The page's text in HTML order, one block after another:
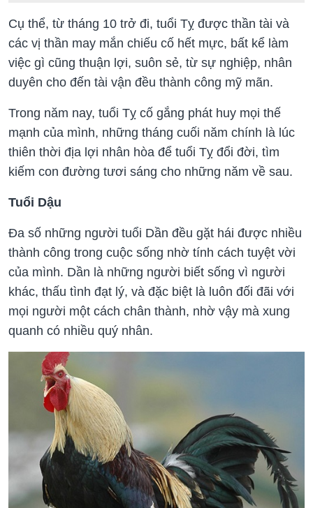
Cụ thể, từ tháng 10 trở đi, tuổi Tỵ được thần tài và
các vị thần may mắn chiếu cố hết mực, bất kể làm
việc gì cũng thuận lợi, suôn sẻ, từ sự nghiệp, nhân
duyên cho đến tài vận đều thành công mỹ mãn.
Trong năm nay, tuổi Tỵ cố gắng phát huy mọi thế
mạnh của mình, những tháng cuối năm chính là lúc
thiên thời địa lợi nhân hòa để tuổi Tỵ đổi đời, tìm
kiếm con đường tươi sáng cho những năm về sau.
Tuổi Dậu
Đa số những người tuổi Dần đều gặt hái được nhiều
thành công trong cuộc sống nhờ tính cách tuyệt vời
của mình. Dần là những người biết sống vì người
khác, thấu tình đạt lý, và đặc biệt là luôn đối đãi với
mọi người một cách chân thành, nhờ vậy mà xung
quanh có nhiều quý nhân.